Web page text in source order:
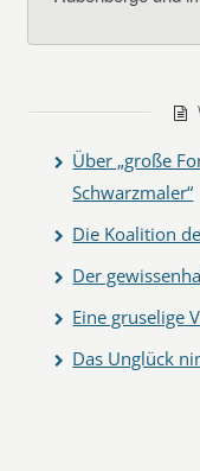
Über „große
Schwarzmaler“
Die Koalition
Der
Eine gruselige
Das Unglück